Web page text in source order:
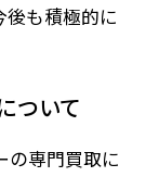
後も積極的に
ついて
の専門買取に